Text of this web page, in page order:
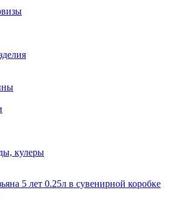
кулеры
5 лет 0.25л в сувенирной коробке